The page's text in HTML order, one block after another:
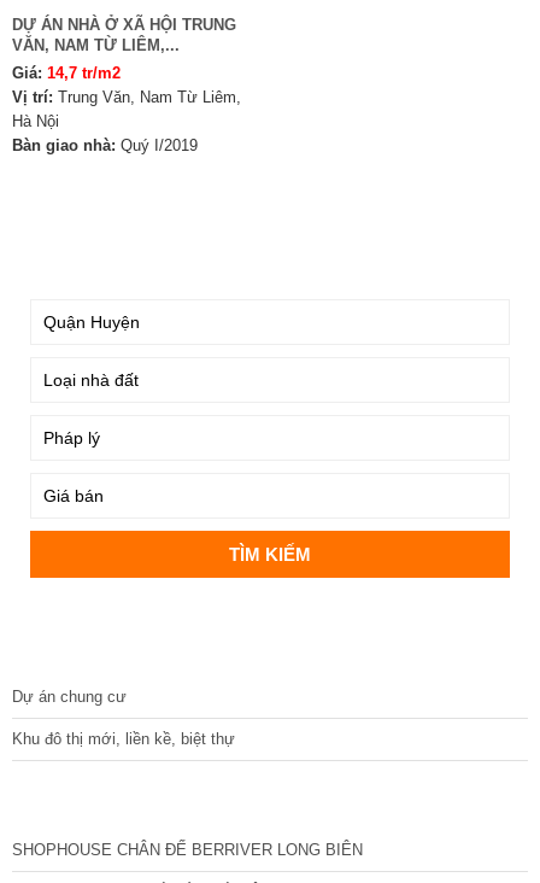
DỰ ÁN NHÀ Ở XÃ HỘI TRUNG
VĂN, NAM TỪ LIÊM,...
Giá: 14,7 tr/m2
Vị trí: Trung Văn, Nam Từ Liêm,
Hà Nội
Bàn giao nhà: Quý I/2019
Dự án chung cư
Khu đô thị mới, liền kề, biệt thự
SHOPHOUSE CHÂN ĐẾ BERRIVER LONG BIÊN